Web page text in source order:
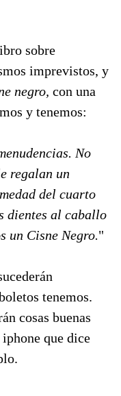
sobre
imprevistos, y
negro, con una
y tenemos:
No
regalan un
del cuarto
dientes al caballo
un Cisne Negro."
tenemos.
cosas buenas
que dice